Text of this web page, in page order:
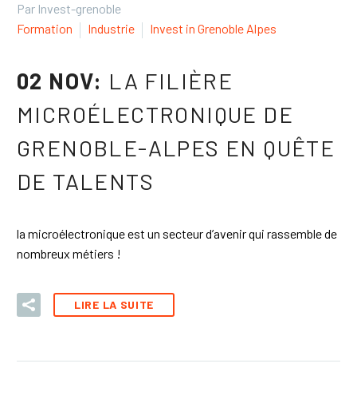
Par Invest-grenoble
Formation
Industrie Invest in Grenoble Alpes
02 NOV: LA FILIÈRE
MICROÉLECTRONIQUE DE
GRENOBLE-ALPES EN QUÊTE
DE TALENTS
la microélectronique est un secteur d’avenir qui rassemble de
nombreux métiers !
LIRE LA SUITE